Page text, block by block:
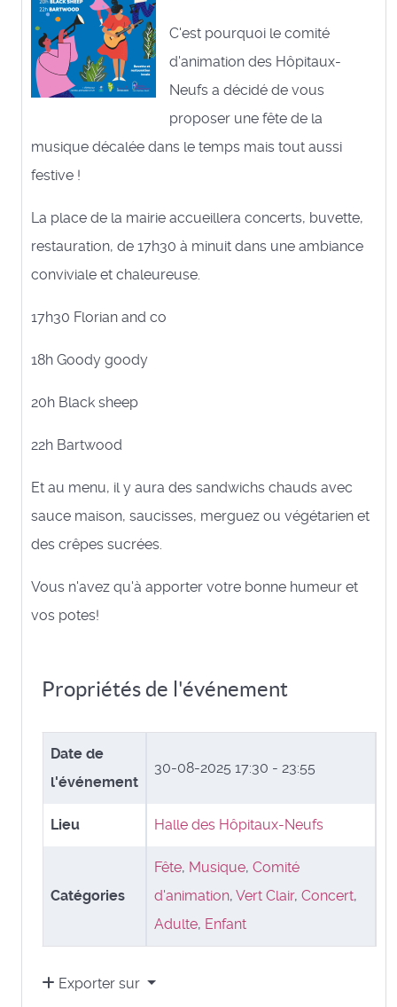
C'est pourquoi le comité
d'animation des Hôpitaux-
Neufs a décidé de vous
proposer une fête de la
musique décalée dans le temps mais tout aussi
festive !
La place de la mairie accueillera concerts, buvette,
restauration, de 17h30 à minuit dans une ambiance
conviviale et chaleureuse.
17h30 Florian and co
18h Goody goody
20h Black sheep
22h Bartwood
Et au menu, il y aura des sandwichs chauds avec
sauce maison, saucisses, merguez ou végétarien et
des crêpes sucrées.
Vous n'avez qu'à apporter votre bonne humeur et
vos potes!
Propriétés de l'événement
Date de
l'événement
30-08-2025 17:30 - 23:55
Lieu Halle des Hôpitaux-Neufs
Catégories
Fête, Musique, Comité
d'animation, Vert Clair, Concert,
Adulte, Enfant
Exporter sur